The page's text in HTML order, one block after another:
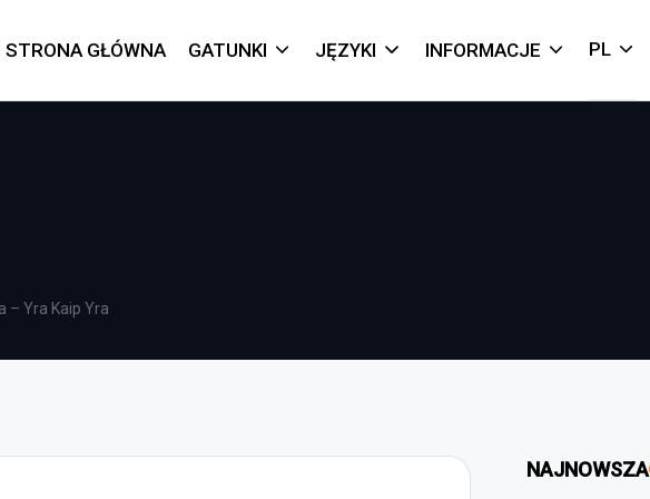
STRONA GŁÓWNA GATUNKI JĘZYKI INFORMACJE PL
– Yra Kaip Yra
NAJNOWSZA